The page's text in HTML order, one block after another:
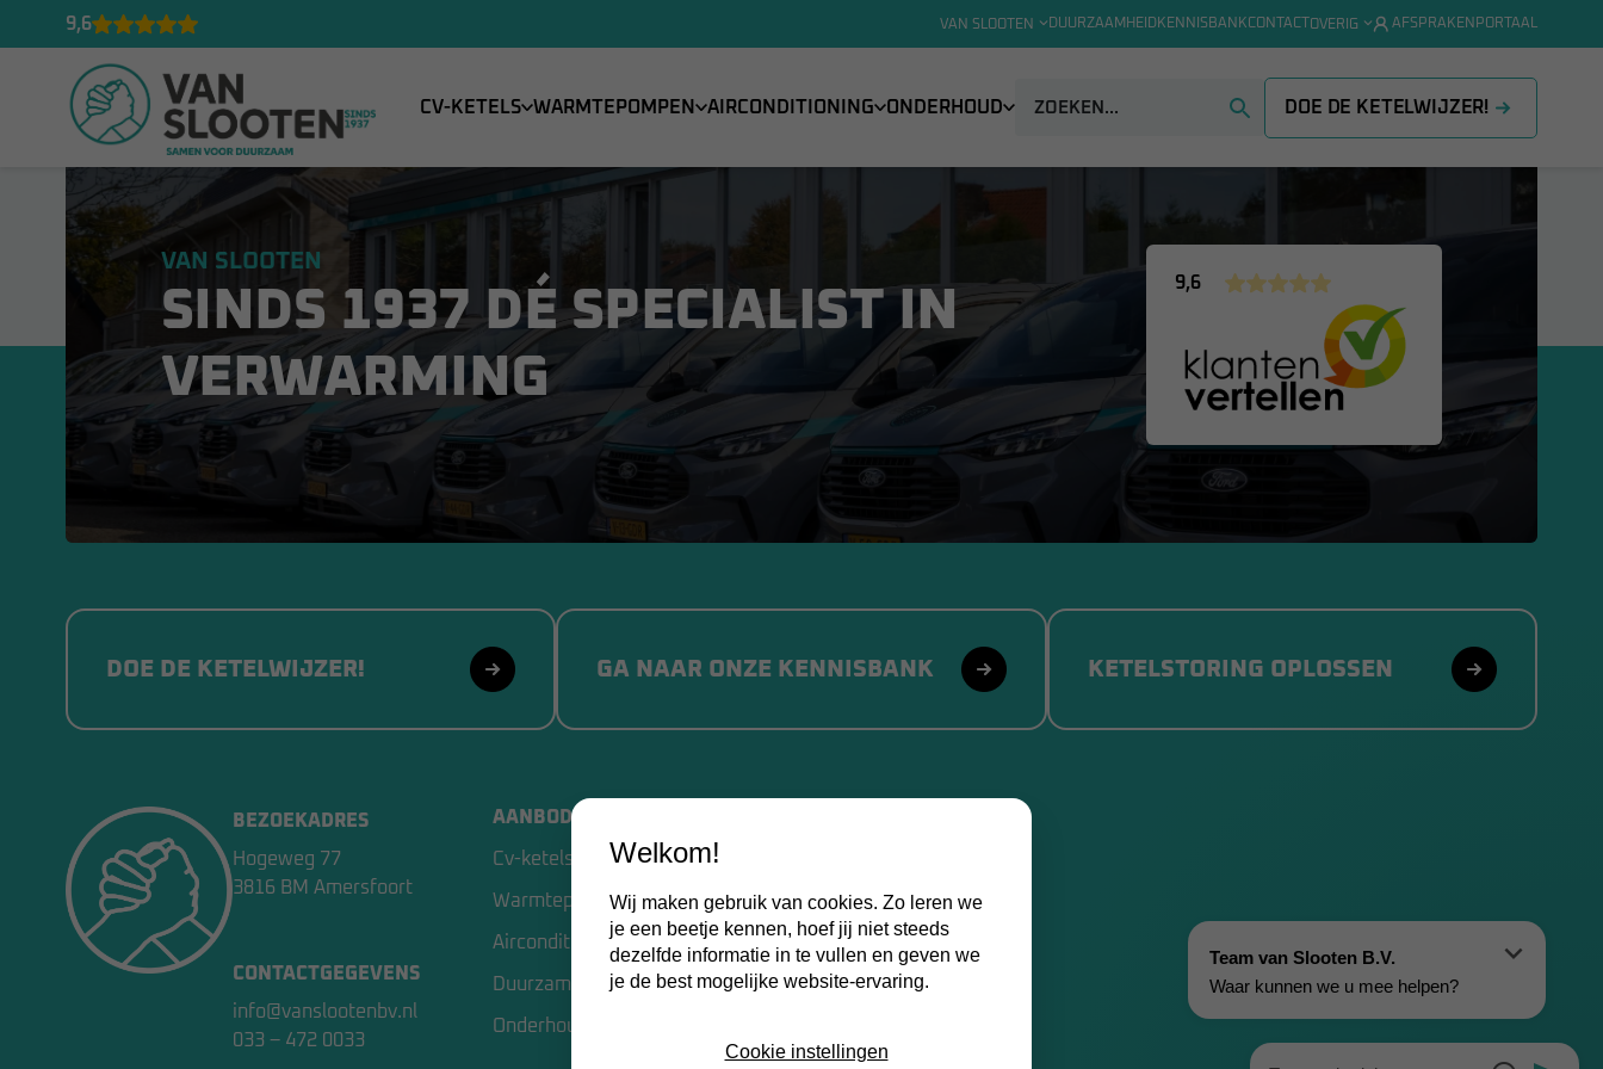
9,6 VAN SLOOTEN DUURZAAMHEIDKENNISBANKCONTACT OVERIG AFSPRAKENPORTAAL
CV-KETELS WARMTEPOMPEN AIRCONDITIONING ONDERHOUD DOE DE KETELWIJZER!
VAN SLOOTEN
SINDS 1937 DÉ SPECIALIST IN
VERWARMING
9,6
DOE DE KETELWIJZER! GA NAAR ONZE KENNISBANK KETELSTORING OPLOSSEN
BEZOEKADRES
Hogeweg 77
3816 BM Amersfoort
CONTACTGEGEVENS
info@vanslootenbv.nl
033 – 472 0033
AANBOD
Cv-ketels
Warmtepompen
Airconditioning
Duurzame opties
Onderhoud
Over ons
Kennisbank
Contact
Welkom!
Wij maken gebruik van cookies. Zo leren we
je een beetje kennen, hoef jij niet steeds
dezelfde informatie in te vullen en geven we
je de best mogelijke website-ervaring.
Cookie instellingen